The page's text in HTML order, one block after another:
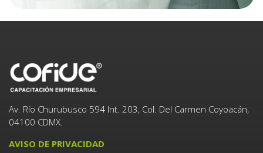
Av. Río Churubusco 594 Int. 203, Col. Del Carmen Coyoacán,
04100 CDMX.
AVISO DE PRIVACIDAD